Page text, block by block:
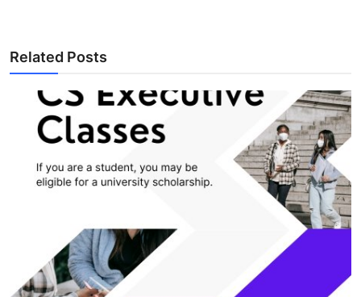
Related Posts